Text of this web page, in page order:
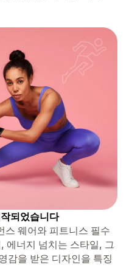
되었습니다
스 웨어와 피트니스 필수
에너지 넘치는 스타일, 그
감을 받은 디자인을 특징